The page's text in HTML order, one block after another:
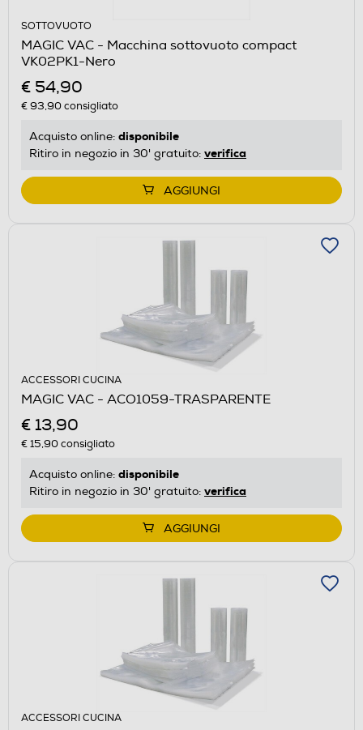
SOTTOVUOTO
MAGIC VAC - Macchina sottovuoto compact
VK02PK1-Nero
€ 54,90
€ 93,90consigliato
Acquisto online: disponibile
Ritiro in negozio in 30' gratuito: verifica
AGGIUNGI
ACCESSORI CUCINA
MAGIC VAC - ACO1059-TRASPARENTE
€ 13,90
€ 15,90consigliato
Acquisto online: disponibile
Ritiro in negozio in 30' gratuito: verifica
AGGIUNGI
ACCESSORI CUCINA